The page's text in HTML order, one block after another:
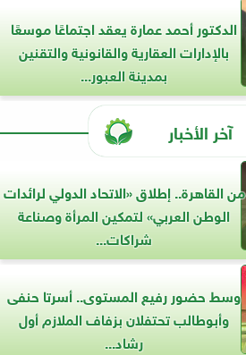
الدكتور أحمد عمارة يعقد اجتماعًا موسعًا
بالإدارات العقارية والقانونية والتقنين
بمدينة العبور...
آخر الأخبار
من القاهرة.. إطلاق «الاتحاد الدولي لرائدات
الوطن العربي» لتمكين المرأة وصناعة
شراكات...
وسط حضور رفيع المستوى.. أسرتا حنفى
وأبوطالب تحتفلان بزفاف الملازم أول
رشاد...